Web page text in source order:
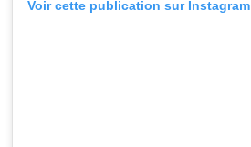
Voir cette publication sur Instagram